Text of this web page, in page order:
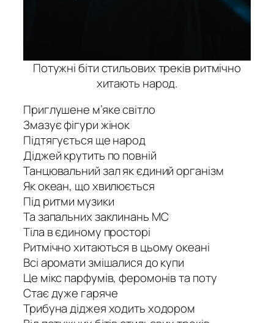
Потужні біти стильових треків ритмічно
хитають народ.
Приглушене м’яке світло
Змазує фігури жінок
Підтягується ще народ
Діджей крутить по повній
Танцювальний зал як єдиний організм
Як океан, що хвилюється
Під ритми музики
Та запальних заклинань МС
Тіла в єдиному просторі
Ритмічно хитаються в цьому океані
Всі аромати змішалися до купи
Це мікс парфумів, феромонів та поту
Стає дуже гаряче
Трибуна діджея ходить ходором